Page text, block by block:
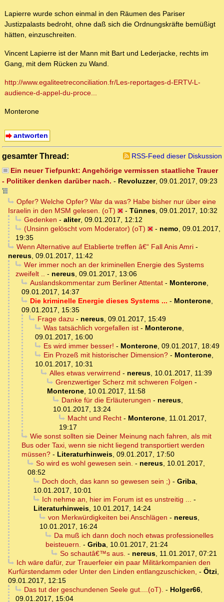
Lapierre wurde schon einmal in den Räumen des Pariser
Justizpalasts bedroht, ohne daß sich die Ordnungskräfte bemüßigt
hätten, einzuschreiten.
Vincent Lapierre ist der Mann mit Bart und Lederjacke, rechts im
Gang, mit dem Rücken zu Wand.
http://www.egaliteetreconciliation.fr/Les-reportages-d-ERTV-L-
audience-d-appel-du-proce...
Monterone
antworten
gesamter Thread:
RSS-Feed dieser Diskussion
Ein neuer Tiefpunkt: Angehörige vermissen staatliche Trauer
- Politiker denken darüber nach. - Revoluzzer, 09.01.2017, 09:23
Opfer? Welche Opfer? War da was? Habe bisher nur über eine
Israelin in den MSM gelesen. (oT)
- Tünnes, 09.01.2017, 10:32
Gedenken - aliter, 09.01.2017, 12:12
(Unsinn gelöscht vom Moderator) (oT)
- nemo, 09.01.2017,
19:35
Wenn Alternative auf Etablierte treffen â€“ Fall Anis Amri-
nereus, 09.01.2017, 11:42
Wer immer noch an der kriminellen Energie des Systems
zweifelt .. - nereus, 09.01.2017, 13:06
Auslandskommentar zum Berliner Attentat- Monterone,
09.01.2017, 14:37
Die kriminelle Energie dieses Systems ... - Monterone,
09.01.2017, 15:35
Frage dazu - nereus, 09.01.2017, 15:49
Was tatsächlich vorgefallen ist- Monterone,
09.01.2017, 16:00
Es wird immer besser! - Monterone, 09.01.2017, 18:49
Ein Prozeß mit historischer Dimension?- Monterone,
10.01.2017, 10:31
Alles etwas verwirrend - nereus, 10.01.2017, 11:39
Grenzwertiger Scherz mit schweren Folgen -
Monterone, 10.01.2017, 11:58
Danke für die Erläuterungen - nereus,
10.01.2017, 13:24
Macht und Recht- Monterone, 11.01.2017,
19:17
Wie sonst sollten sie Deiner Meinung nach fahren, als mit
Bus oder Taxi, wenn sie nicht liegend transportiert werden
müssen? - Literaturhinweis, 09.01.2017, 17:50
So wird es wohl gewesen sein. - nereus, 10.01.2017,
08:52
Doch doch, das kann so gewesen sein ;) - Griba,
10.01.2017, 10:01
Ich nehme an, hier im Forum ist es unstreitig ... -
Literaturhinweis, 10.01.2017, 14:24
von Merkwürdigkeiten bei Anschlägen - nereus,
10.01.2017, 16:24
Da muß ich dann doch noch etwas professionelles
beisteuern. - Griba, 10.01.2017, 21:24
So schautâ€™s aus. - nereus, 11.01.2017, 07:21
Ich wäre dafür, zur Trauerfeier ein paar Militärkompanien den
Kurfürstendamm oder Unter den Linden entlangzuschicken, - Ötzi,
09.01.2017, 12:15
Das tut der geschundenen Seele gut....(oT). - Holger66,
09.01.2017, 15:04